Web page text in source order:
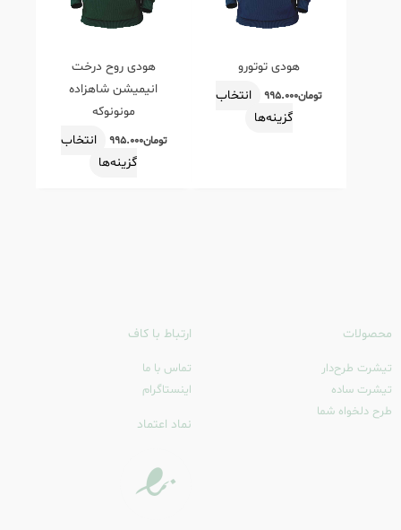
هودی توتورو
تومان۹۹۵.۰۰۰
انتخاب
گزینه‌ها
می
ممکن
هودی روح درخت
انیمیشن شاهزاده
مونونوکه
تومان۹۹۵.۰۰۰
انتخاب
گزینه‌ها
می
گزینه
ها
در
محصولات
تیشرت طرح‌دار
تیشرت ساده
طرح دلخواه شما
ارتباط با کاف
تماس با ما
اینستاگرام
نماد اعتماد